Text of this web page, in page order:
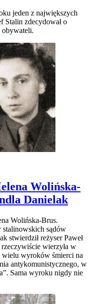
jeden z największych
Stalin zdecydował o
Wolińska-
Danielak
Wolińska-Brus.
stalinowskich sądów
stwierdził reżyser Paweł
wierzyła w
wielu wyroków śmierci na
antykomunistycznego, w
Sama wyroku nigdy nie